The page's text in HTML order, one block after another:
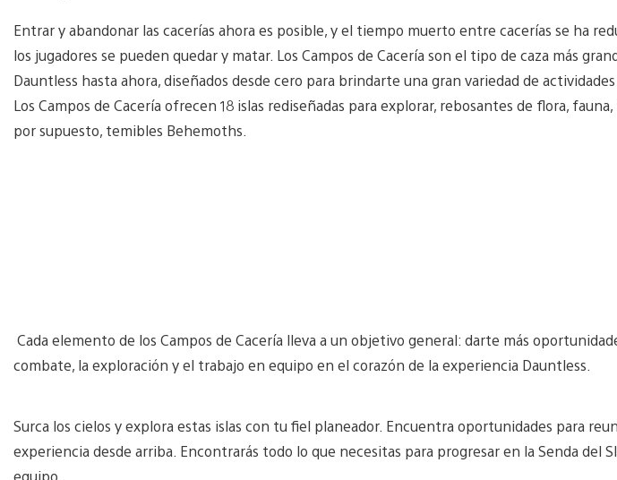
Entrar y abandonar las cacerías ahora es posible, y el tiempo muerto entre cacerías se ha
los jugadores se pueden quedar y matar. Los Campos de Cacería son el tipo de caza más
Dauntless hasta ahora, diseñados desde cero para brindarte una gran variedad de
Los Campos de Cacería ofrecen 18 islas rediseñadas para explorar, rebosantes de flora,
por supuesto, temibles Behemoths.
Cada elemento de los Campos de Cacería lleva a un objetivo general: darte más
combate, la exploración y el trabajo en equipo en el corazón de la experiencia Dauntless.
Surca los cielos y explora estas islas con tu fiel planeador. Encuentra oportunidades para
experiencia desde arriba. Encontrarás todo lo que necesitas para progresar en la Senda del
equipo.